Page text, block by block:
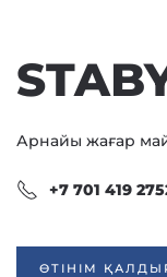
Арнайы жағар
+7 701 419
ӨТІНІМ